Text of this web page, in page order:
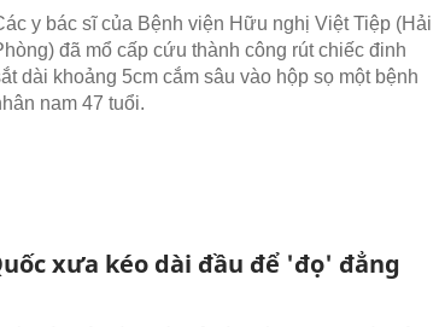
y bác sĩ của Bệnh viện Hữu nghị Việt Tiệp (Hải
đã mổ cấp cứu thành công rút chiếc đinh
dài khoảng 5cm cắm sâu vào hộp sọ một bệnh
nam 47 tuổi.
xưa kéo dài đầu để 'đọ' đẳng